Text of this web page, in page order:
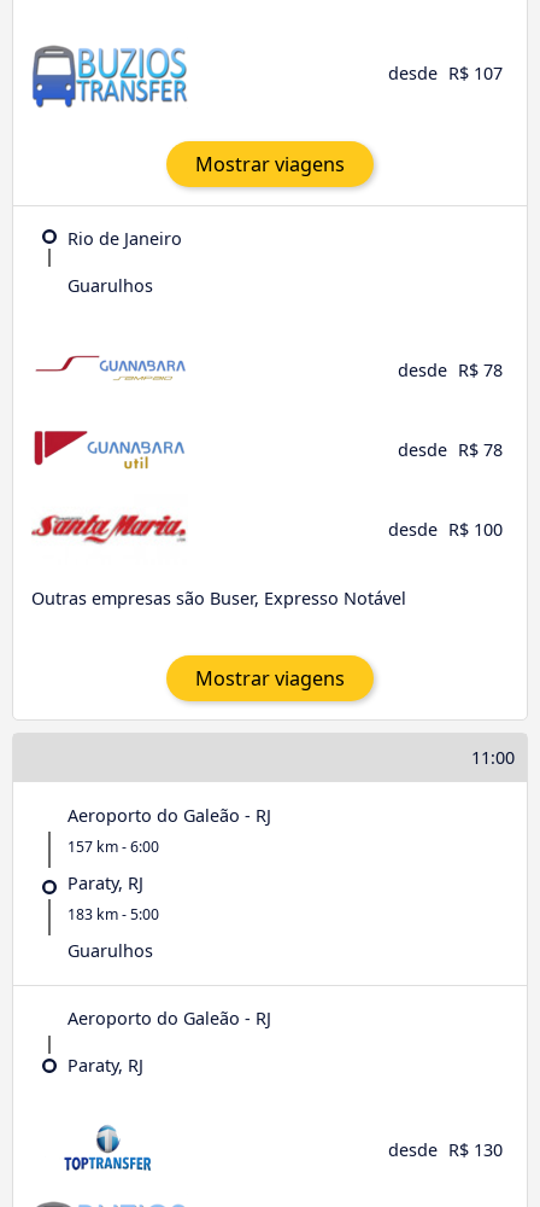
desde R$ 107
Mostrar viagens
Rio de Janeiro
Guarulhos
desde R$ 78
desde R$ 78
desde R$ 100
Outras empresas são Buser, Expresso Notável
Mostrar viagens
11:00
Aeroporto do Galeão - RJ
157 km - 6:00
Paraty, RJ
183 km - 5:00
Guarulhos
Aeroporto do Galeão - RJ
Paraty, RJ
desde R$ 130